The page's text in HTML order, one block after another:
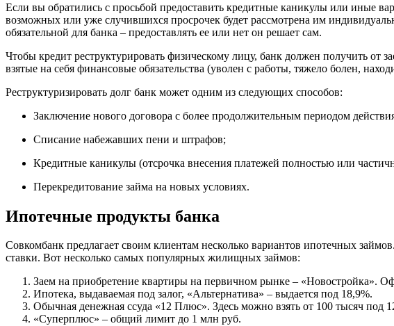
Если вы обратились с просьбой предоставить кредитные каникулы или иные
возможных или уже случившихся просрочек будет рассмотрена им
обязательной для банка – предоставлять ее или нет он решает сам.
Чтобы кредит реструктурировать физическому лицу, банк должен получить
взятые на себя финансовые обязательства (уволен с работы, тяжело болен,
Реструктуризировать долг банк может одним из следующих способов:
Заключение нового договора с более продолжительным периодом
Списание набежавших пени и штрафов;
Кредитные каникулы (отсрочка внесения платежей полностью или
Перекредитование займа на новых условиях.
Ипотечные продукты банка
Совкомбанк предлагает своим клиентам несколько вариантов ипотечных
ставки. Вот несколько самых популярных жилищных займов:
Заем на приобретение квартиры на первичном рынке – «Новостройка».
Ипотека, выдаваемая под залог, «Альтернатива» – выдается под 18,9%.
Обычная денежная ссуда «12 Плюс». Здесь можно взять от 100 тысяч под
«Суперплюс» – общий лимит до 1 млн руб.